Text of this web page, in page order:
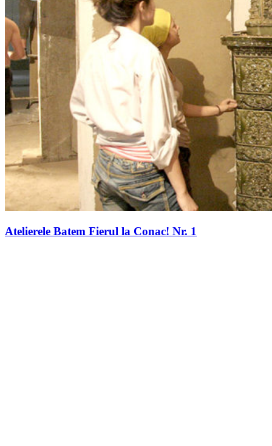
Atelierele Batem Fierul la Conac! Nr. 1